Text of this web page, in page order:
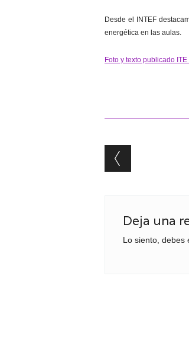
Desde el INTEF
energética en las aulas.
Foto y texto publicado
Post
Deja una
Lo siento, debes